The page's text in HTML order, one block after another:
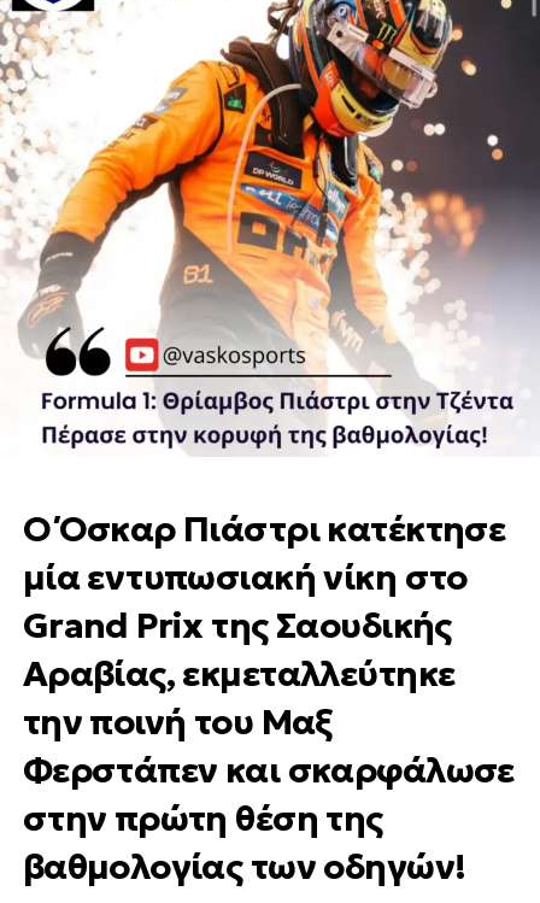
Ο Όσκαρ Πιάστρι κατέκτησε
μία εντυπωσιακή νίκη στο
Grand Prix της Σαουδικής
Αραβίας, εκμεταλλεύτηκε
την ποινή του Μαξ
Φερστάπεν και σκαρφάλωσε
στην πρώτη θέση της
βαθμολογίας των οδηγών!